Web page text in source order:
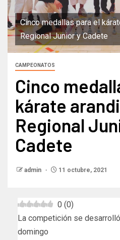
Cinco medallas para el
Regional Junior y Cadete
CAMPEONATOS
Cinco
kárate
Regional
Cadete
admin 11 octubre, 2021
0 (0)
La competición se
domingo